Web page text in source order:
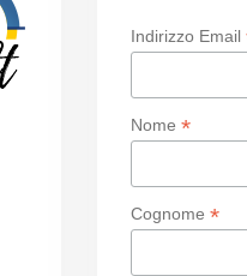
Indirizzo Email
Nome*
Cognome*